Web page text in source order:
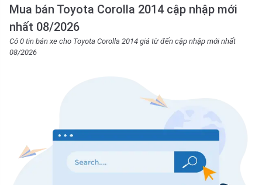
Mua bán Toyota Corolla 2014 cập nhập mới
nhất 08/2026
Có 0 tin bán xe cho Toyota Corolla 2014 giá từ đến cập nhập mới nhất
08/2026